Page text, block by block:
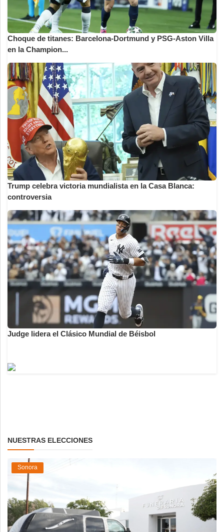
Choque de titanes: Barcelona-Dortmund y PSG-Aston Villa
en la Champion...
Trump celebra victoria mundialista en la Casa Blanca:
controversia
Judge lidera el Clásico Mundial de Béisbol
NUESTRAS ELECCIONES
Sonora